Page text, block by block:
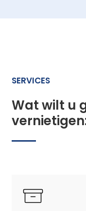
SERVICES
Wat wilt u